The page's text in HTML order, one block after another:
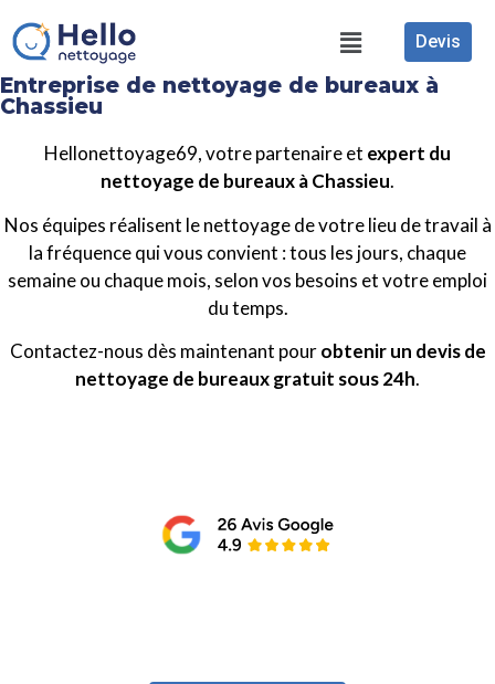
Devis
Entreprise de nettoyage de bureaux à
Chassieu
Hellonettoyage69, votre partenaire et expert du
nettoyage de bureaux à Chassieu.
Nos équipes réalisent le nettoyage de votre lieu de travail à
la fréquence qui vous convient : tous les jours, chaque
semaine ou chaque mois, selon vos besoins et votre emploi
du temps.
Contactez-nous dès maintenant pourobtenir un devis de
nettoyage de bureaux gratuit sous 24h.